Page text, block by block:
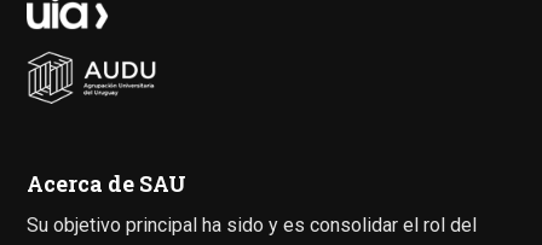
Acerca de SAU
Su objetivo principal ha sido y es consolidar el rol del